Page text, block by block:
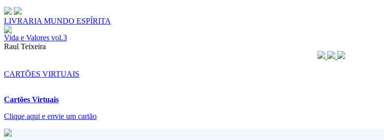
LIVRARIA MUNDO ESPÍRITA
Vida e Valores vol.3
Raul Teixeira
CARTÕES VIRTUAIS
Cartões Virtuais
Clique aqui e envie um cartão